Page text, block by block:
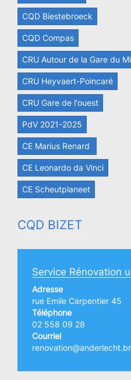
CQD Biestebroeck
CQD Compas
CRU Autour de la Gare du
CRU Heyvaert-Poincaré
CRU Gare de l'ouest
PdV 2021-2025
CE Marius Renard
CE Leonardo da Vinci
CE Scheutplaneet
CQD BIZET
Service Rénovation
Adresse
rue Emile Carpentier 45
Téléphone
02 558 09 28
Courriel